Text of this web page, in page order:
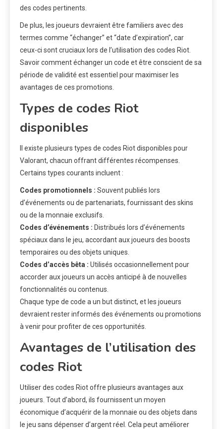
des codes pertinents.
De plus, les joueurs devraient être familiers avec des
termes comme “échanger” et “date d’expiration”, car
ceux-ci sont cruciaux lors de l’utilisation des codes Riot.
Savoir comment échanger un code et être conscient de sa
période de validité est essentiel pour maximiser les
avantages de ces promotions.
Types de codes Riot
disponibles
Il existe plusieurs types de codes Riot disponibles pour
Valorant, chacun offrant différentes récompenses.
Certains types courants incluent :
Codes promotionnels : Souvent publiés lors
d’événements ou de partenariats, fournissant des skins
ou de la monnaie exclusifs.
Codes d’événements : Distribués lors d’événements
spéciaux dans le jeu, accordant aux joueurs des boosts
temporaires ou des objets uniques.
Codes d’accès bêta : Utilisés occasionnellement pour
accorder aux joueurs un accès anticipé à de nouvelles
fonctionnalités ou contenus.
Chaque type de code a un but distinct, et les joueurs
devraient rester informés des événements ou promotions
à venir pour profiter de ces opportunités.
Avantages de l’utilisation des
codes Riot
Utiliser des codes Riot offre plusieurs avantages aux
joueurs. Tout d’abord, ils fournissent un moyen
économique d’acquérir de la monnaie ou des objets dans
le jeu sans dépenser d’argent réel. Cela peut améliorer